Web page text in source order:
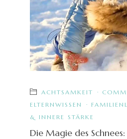
ACHTSAMKEIT ·
ELTERNWISSEN
·
& INNERE STÄRKE
Die Magie des